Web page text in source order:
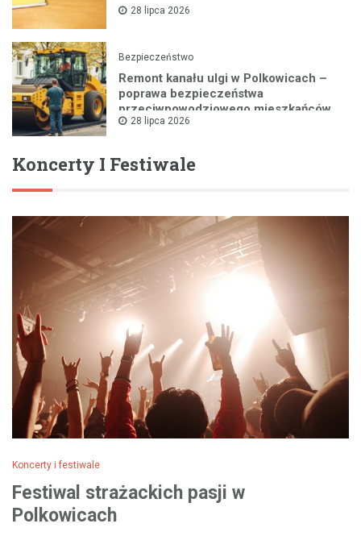
28 lipca 2026
Bezpieczeństwo
Remont kanału ulgi w Polkowicach –
poprawa bezpieczeństwa
przeciwpowodziowego mieszkańców
28 lipca 2026
Koncerty I Festiwale
Koncerty i festiwale
Festiwal strażackich pasji w
Polkowicach